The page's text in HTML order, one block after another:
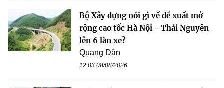
Bộ Xây dựng nói gì về đề xuất mở
rộng cao tốc Hà Nội - Thái Nguyên
lên 6 làn xe?
Quang Dân
12:03 08/08/2026